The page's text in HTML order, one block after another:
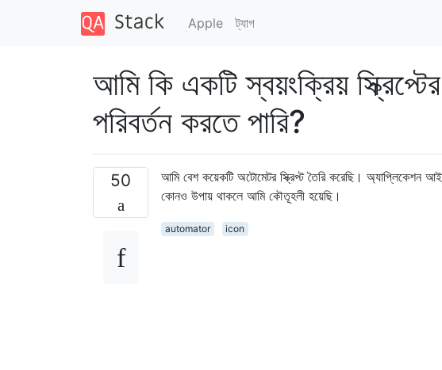
Apple ট্যাগ
আমি কি একটি স্বয়ংক্রিয়
পরিবর্তন করতে পারি?
50
আমি বেশ কয়েকটি অটোমেটর স্ক্রিপ্ট তৈরি করেছি। অ্যাপ্লিকেশন
কোনও উপায় থাকলে আমি কৌতূহলী হয়েছি।
automator icon